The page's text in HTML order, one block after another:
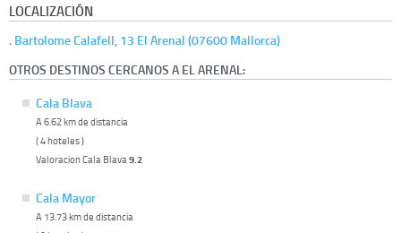
LOCALIZACIÓN
. Bartolome Calafell, 13 El Arenal (07600 Mallorca)
OTROS DESTINOS CERCANOS A EL ARENAL:
Cala Blava
A 6.62 km de distancia
( 4 hoteles )
Valoracion Cala Blava 9.2
Cala Mayor
A 13.73 km de distancia